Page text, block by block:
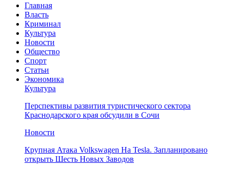
Главная
Власть
Криминал
Культура
Новости
Общество
Спорт
Статьи
Экономика
Культура
Перспективы развития туристического сектора
Краснодарского края обсудили в Сочи
Новости
Крупная Атака Volkswagen На Tesla. Запланировано
открыть Шесть Новых Заводов